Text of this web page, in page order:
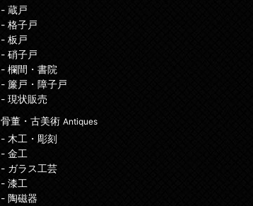
- 蔵戸
- 格子戸
- 板戸
- 硝子戸
- 欄間・書院
- 簾戸・障子戸
- 現状販売
骨董・古美術 Antiques
- 木工・彫刻
- 金工
- ガラス工芸
- 漆工
- 陶磁器